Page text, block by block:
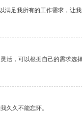
满足我所有的工作需求，让我
活，可以根据自己的需求选
久久不能忘怀。